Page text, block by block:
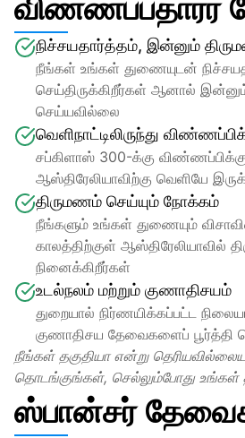
நிச்சயதார்த்தம், இன்னும்
நீங்கள் உங்கள் துணையுடன்
செய்திருக்கிறீர்கள் ஆனால்
செய்யவில்லை
வெளிநாட்டிலிருந்து
சப்கிளாஸ் 300-க்கு
ஆஸ்திரேலியாவிற்கு வெளியே
திருமணம் செய்யும் நோக்கம்
நீங்களும் உங்கள் துணையும்
காலத்திற்குள் ஆஸ்திரேலியாவில்
நினைக்கிறீர்கள்
உடல்நலம் மற்றும் குணாதிசயம்
துறையால் நிர்ணயிக்கப்பட்ட
குணாதிசய தேவைகளைப் பூர்த்தி
நீங்கள் தகுதியா என்று
தொடங்குங்கள், செல்லும்போது உங்கள்
ஸ்பான்சர்